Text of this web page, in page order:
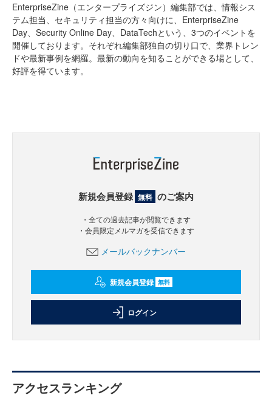
EnterpriseZine（エンタープライズジン）編集部では、情報シス
テム担当、セキュリティ担当の方々向けに、EnterpriseZine
Day、Security Online Day、DataTechという、3つのイベントを
開催しております。それぞれ編集部独自の切り口で、業界トレン
ドや最新事例を網羅。最新の動向を知ることができる場として、
好評を得ています。
新規会員登録 無料 のご案内
・全ての過去記事が閲覧できます
・会員限定メルマガを受信できます
メールバックナンバー
新規会員登録 無料
ログイン
アクセスランキング